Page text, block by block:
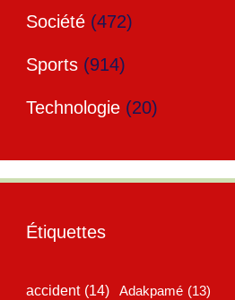
Société (472)
Sports (914)
Technologie (20)
Étiquettes
accident (14) Adakpamé (13)